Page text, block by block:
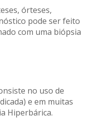
órteses,
pode ser feito
com uma biópsia
no uso de
e em muitas
Hiperbárica.